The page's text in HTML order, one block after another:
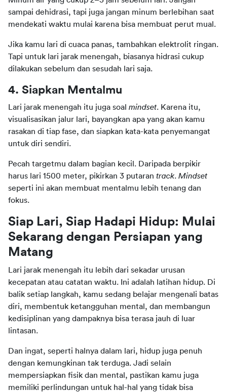
sampai dehidrasi, tapi juga jangan minum berlebihan saat
mendekati waktu mulai karena bisa membuat perut mual.
Jika kamu lari di cuaca panas, tambahkan elektrolit ringan.
Tapi untuk lari jarak menengah, biasanya hidrasi cukup
dilakukan sebelum dan sesudah lari saja.
4. Siapkan Mentalmu
Lari jarak menengah itu juga soal mindset. Karena itu,
visualisasikan jalur lari, bayangkan apa yang akan kamu
rasakan di tiap fase, dan siapkan kata-kata penyemangat
untuk diri sendiri.
Pecah targetmu dalam bagian kecil. Daripada berpikir
harus lari 1500 meter, pikirkan 3 putaran track. Mindset
seperti ini akan membuat mentalmu lebih tenang dan
fokus.
Siap Lari, Siap Hadapi Hidup: Mulai
Sekarang dengan Persiapan yang
Matang
Lari jarak menengah itu lebih dari sekadar urusan
kecepatan atau catatan waktu. Ini adalah latihan hidup. Di
balik setiap langkah, kamu sedang belajar mengenali batas
diri, membentuk ketangguhan mental, dan membangun
kedisiplinan yang dampaknya bisa terasa jauh di luar
lintasan.
Dan ingat, seperti halnya dalam lari, hidup juga penuh
dengan kemungkinan tak terduga. Jadi selain
mempersiapkan fisik dan mental, pastikan kamu juga
memiliki perlindungan untuk hal-hal yang tidak bisa